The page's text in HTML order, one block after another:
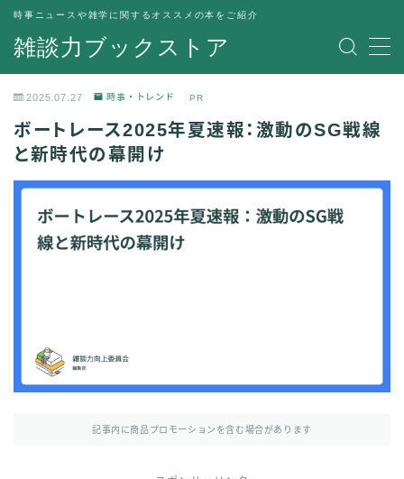
雑談力ブックストア
時事ニュースや雑学に関するオススメの本をご紹介
MENU
運営者情報
2025.07.27 時事・トレンド PR
ボートレース2025年夏速報：激動のSG戦線
と新時代の幕開け
記事内に商品プロモーションを含む場合があります